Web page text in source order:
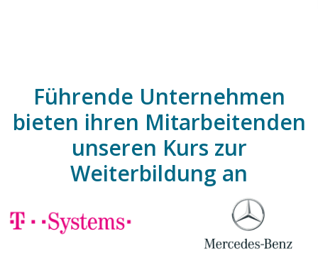
Führende Unternehmen
bieten ihren Mitarbeitenden
unseren Kurs zur
Weiterbildung an